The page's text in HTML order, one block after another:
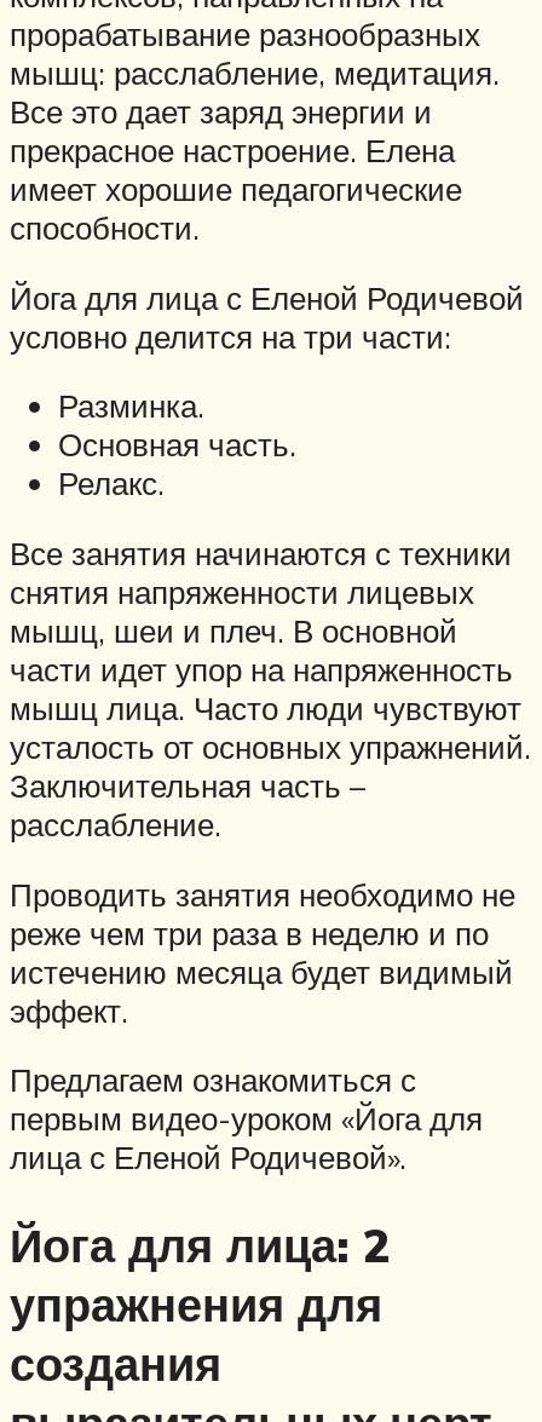
прорабатывание разнообразных
мышц: расслабление, медитация.
Все это дает заряд энергии и
прекрасное настроение. Елена
имеет хорошие педагогические
способности.
Йога для лица с Еленой Родичевой
условно делится на три части:
Разминка.
Основная часть.
Релакс.
Все занятия начинаются с техники
снятия напряженности лицевых
мышц, шеи и плеч. В основной
части идет упор на напряженность
мышц лица. Часто люди чувствуют
усталость от основных упражнений.
Заключительная часть –
расслабление.
Проводить занятия необходимо не
реже чем три раза в неделю и по
истечению месяца будет видимый
эффект.
Предлагаем ознакомиться с
первым видео-уроком «Йога для
лица с Еленой Родичевой».
Йога для лица: 2
упражнения для
создания